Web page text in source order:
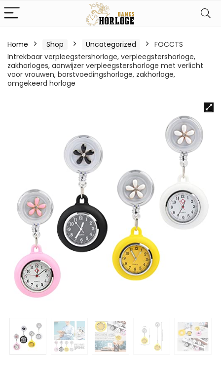
Home Shop Uncategorized
FOCCTS
Intrekbaar verpleegstershorloge, verpleegstershorloge,
zakhorloges, aanwijzer verpleegstershorloge met verlicht
voor vrouwen, borstvoedingshorloge, zakhorloge,
omgekeerd horloge